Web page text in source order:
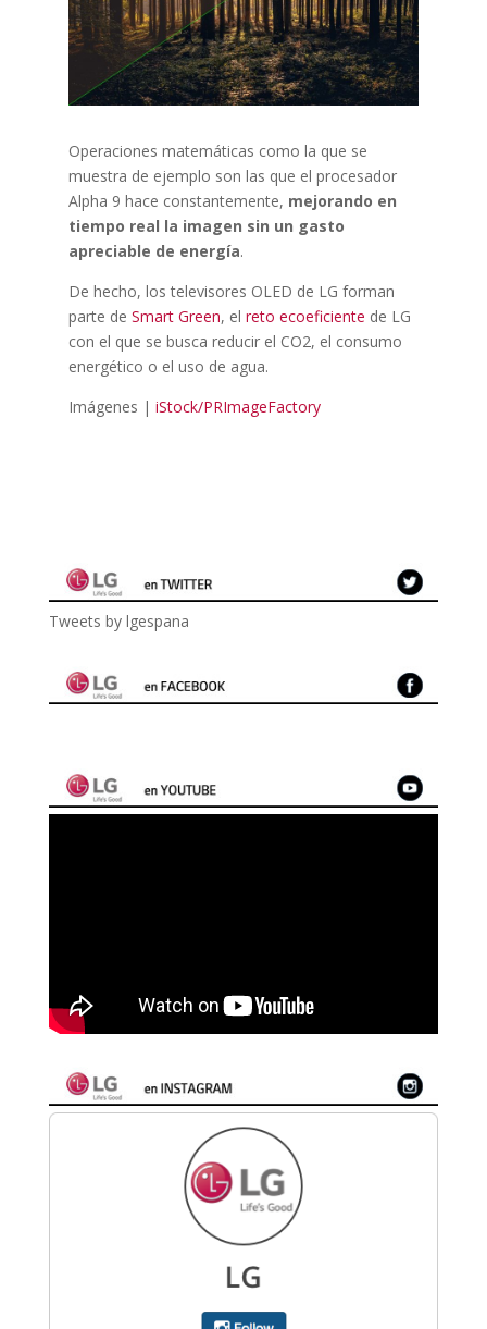
Operaciones matemáticas como la que se
muestra de ejemplo son las que el procesador
Alpha 9 hace constantemente, mejorando en
tiempo real la imagen sin un gasto
apreciable de energía.
De hecho, los televisores OLED de LG forman
parte de Smart Green, el reto ecoeficiente de LG
con el que se busca reducir el CO2, el consumo
energético o el uso de agua.
Imágenes | iStock/PRImageFactory
Tweets by lgespana